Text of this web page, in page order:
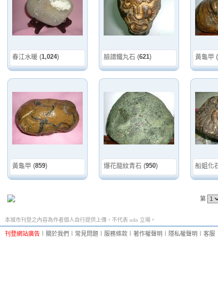
春江水暖 (1,024) 臉譜鐵丸石 (621) 黃龜甲 (
黃龜甲 (859) 爆花龍紋青石 (950) 船蛆化
第
本城市刊登之內容為作者個人自行提供上傳，不代表 udn 立場。
刊登網站廣告 關於我們 常見問題 服務條款 著作權聲明 隱私權聲明 客服